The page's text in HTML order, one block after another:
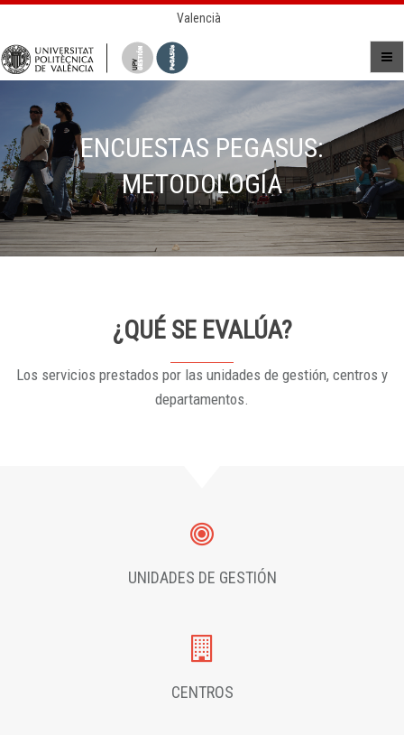
Valencià
ENCUESTAS PEGASUS:
METODOLOGÍA
¿QUÉ SE EVALÚA?
Los servicios prestados por las unidades de gestión, centros y
departamentos.
UNIDADES DE GESTIÓN
CENTROS